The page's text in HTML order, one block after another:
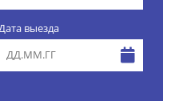
выезда